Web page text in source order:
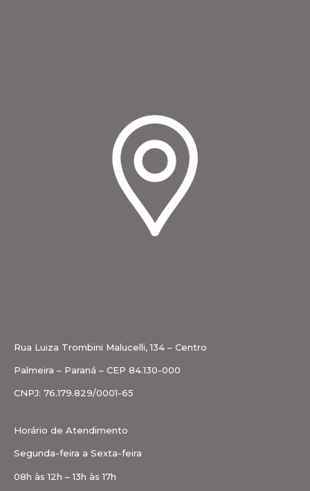
Rua Luiza Trombini Malucelli, 134 – Centro
Palmeira – Paraná – CEP 84.130-000
CNPJ: 76.179.829/0001-65
Horário de Atendimento
Segunda-feira a Sexta-feira
08h às 12h – 13h às 17h